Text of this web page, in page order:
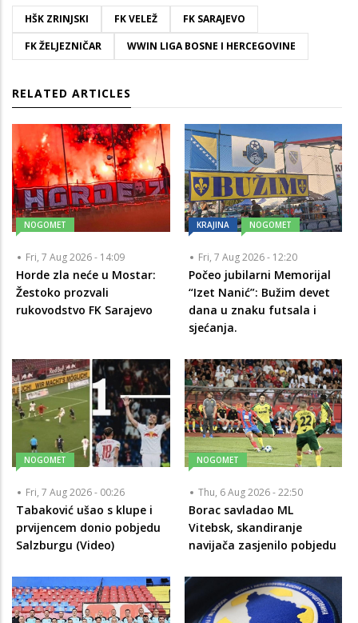
HŠK ZRINJSKI FK VELEŽ
FK SARAJEVO
FK ŽELJEZNIČAR
WWIN LIGA BOSNE I HERCEGOVINE
RELATED ARTICLES
NOGOMET
Fri, 7 Aug 2026 - 14:09
Horde zla neće u Mostar:
Žestoko prozvali
rukovodstvo FK Sarajevo
KRAJINA NOGOMET
Fri, 7 Aug 2026 - 12:20
Počeo jubilarni Memorijal
“Izet Nanić”: Bužim devet
dana u znaku futsala i
sjećanja.
NOGOMET
Fri, 7 Aug 2026 - 00:26
Tabaković ušao s klupe i
prvijencem donio pobjedu
Salzburgu (Video)
NOGOMET
Thu, 6 Aug 2026 - 22:50
Borac savladao ML
Vitebsk, skandiranje
navijača zasjenilo pobjedu